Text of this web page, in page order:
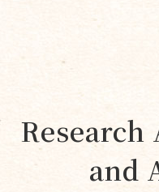
Research
and